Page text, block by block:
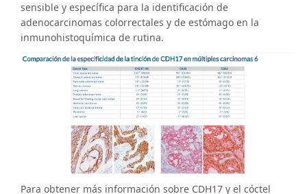
sensible y específica para la identificación de
adenocarcinomas colorrectales y de estómago en la
inmunohistoquímica de rutina.
Para obtener más información sobre CDH17 y el cóctel